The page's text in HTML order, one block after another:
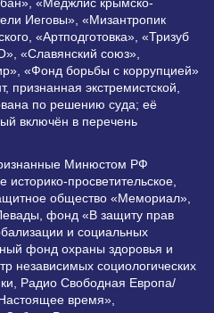
Иеговы», «Мизантропик
«Артподготовка», «Тризуб
«Славянский союз»,
«Фонд борьбы с коррупцией»
признанная экстремистской,
по решению суда; её
включён в перечень
Минюстом РФ
просветительское,
общество «Мемориал»,
фонд «В защиту прав
и социальных
фонд охраны здоровья и
независимых социологических
Радио Свободная Европа/
время»,